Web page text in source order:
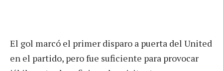
El gol marcó el primer disparo a puerta del United
en el partido, pero fue suficiente para provocar